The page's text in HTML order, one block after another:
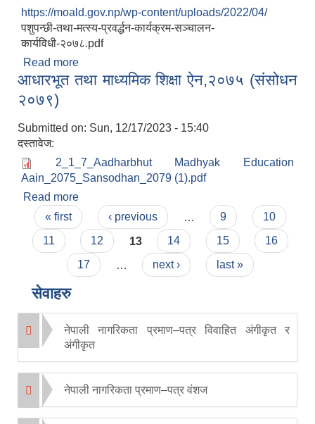
https://moald.gov.np/wp-content/uploads/2022/04/
पशुपन्छी-तथा-मत्स्य-प्रवर्द्धन-कार्यक्रम-सञ्चालन-
कार्यविधी-२०७८.pdf
Read more
सूचना
आधारभूत तथा माध्यमिक शिक्षा ऐन,२०७५ (संसोधन
२०७९)
Submitted on: Sun, 12/17/2023 - 15:40
दस्तावेज:
2_1_7_Aadharbhut Madhyak Education
Aain_2075_Sansodhan_2079 (1).pdf
Read more
२०७९)
Pages
« first ‹ previous 9
10
11
12 13 14 15
16
17
next › last »
सेवाहरु
नेपाली नागरिकता प्रमाण–पत्र विवाहित अंगीकृत र
अंगीकृत
नेपाली नागरिकता प्रमाण–पत्र वंशज